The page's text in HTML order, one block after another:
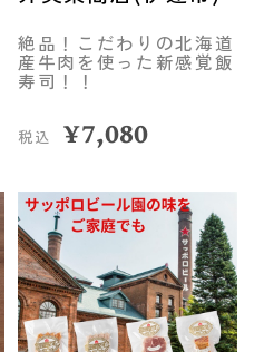
絶品！こだわりの北海道
産牛肉を使った新感覚飯
寿司！！
税込 ¥7,080